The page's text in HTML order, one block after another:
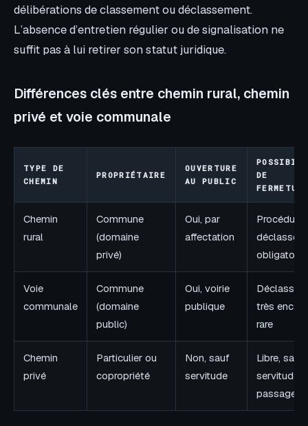
délibérations de classement ou déclassement.
L’absence d’entretien régulier ou de signalisation ne
suffit pas à lui retirer son statut juridique.
Différences clés entre chemin rural, chemin
privé et voie communale
TYPE DE
CHEMIN
PROPRIÉTAIRE
OUVERTURE
AU PUBLIC
DE
Chemin
rural
Commune
(domaine
privé)
Oui, par
affectation
Procédure
obligatoire
Voie
communale
Commune
(domaine
public)
Oui, voirie
publique
très
rare
Chemin
privé
Particulier ou
copropriété
Non, sauf
servitude
Libre, sauf
servitude
passage